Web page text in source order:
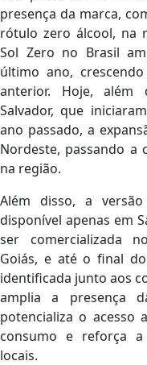
presença da marca,
rótulo zero álcool, na
Sol Zero no Brasil
último ano,
anterior. Hoje, além
Salvador, que
ano passado, a
Nordeste, passando a
na região.
Além disso, a
disponível apenas em
ser comercializada
Goiás, e até o final
identificada junto aos
amplia a presença
potencializa o acesso
consumo e reforça
locais.